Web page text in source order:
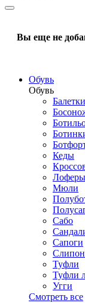
Вы еще не
Обувь
Обувь
Балетки
Кеды
Лоферы
Мюли
Сабо
Сапоги
Туфли
Туфли
Угги
Смотреть все